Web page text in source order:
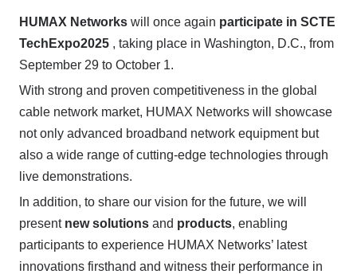
HUMAX Networks will once again participate in SCTE
TechExpo2025 , taking place in Washington, D.C., from
September 29 to October 1.
With strong and proven competitiveness in the global
cable network market, HUMAX Networks will showcase
not only advanced broadband network equipment but
also a wide range of cutting-edge technologies through
live demonstrations.
In addition, to share our vision for the future, we will
present new solutions and products, enabling
participants to experience HUMAX Networks’ latest
innovations firsthand and witness their performance in